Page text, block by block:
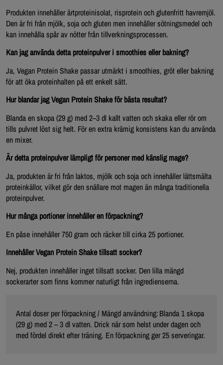
Produkten innehåller ärtproteinisolat, risprotein och glutenfritt havremjöl.
Den är fri från mjölk, soja och gluten men innehåller sötningsmedel och
kan innehålla spår av nötter från tillverkningsprocessen.
Kan jag använda detta proteinpulver i smoothies eller bakning?
Ja, Vegan Protein Shake passar utmärkt i smoothies, gröt eller bakning
för att öka proteinhalten på ett enkelt sätt.
Hur blandar jag Vegan Protein Shake för bästa resultat?
Blanda en skopa (29 g) med 2–3 dl kallt vatten och skaka eller rör om
tills pulvret löst sig helt. För en extra krämig konsistens kan du använda
en mixer.
Är detta proteinpulver lämpligt för personer med känslig mage?
Ja, produkten är fri från laktos, mjölk och soja och innehåller lättsmälta
proteinkällor, vilket gör den snällare mot magen än många traditionella
proteinpulver.
Hur många portioner innehåller en förpackning?
En påse innehåller 750 gram och räcker till cirka 25 portioner.
Innehåller Vegan Protein Shake tillsatt socker?
Nej, produkten innehåller inget tillsatt socker. Den lilla mängd
sockerarter som finns kommer naturligt från ingredienserna.
Antal doser per förpackning / Mängd användning: Blanda 1 skopa
(29 g) med 2 – 3 dl vatten. Drick när som helst under dagen och
med fördel direkt efter träning. En förpackning ger 25 serveringar.